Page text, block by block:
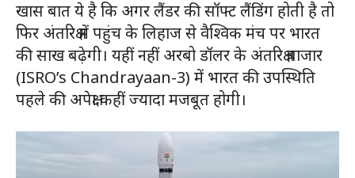
खास बात ये है कि अगर लैंडर की सॉफ्ट लैंडिंग होती है तो
फिर अंतरिक्ष में पहुंच के लिहाज से वैश्विक मंच पर भारत
की साख बढ़ेगी। यहीं नहीं अरबो डॉलर के अंतरिक्ष बाजार
(ISRO’s Chandrayaan-3) में भारत की उपस्थिति
पहले की अपेक्षा कहीं ज्यादा मजबूत होगी।